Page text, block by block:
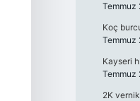
Temmuz
Koç
Temmuz
Kayseri
Temmuz
2K